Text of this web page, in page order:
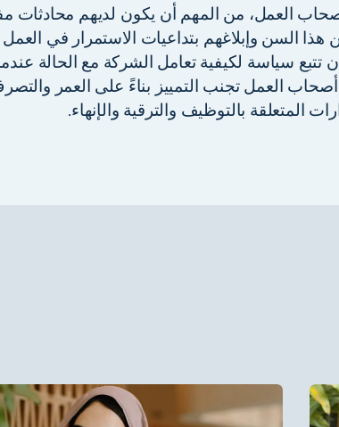
العمل، من المهم أن يكون لديهم محادثات
السن وإبلاغهم بتداعيات الاستمرار في العمل بعد
تتبع سياسة لكيفية تعامل الشركة مع الحالة عندما
العمل تجنب التمييز بناءً على العمر
المتعلقة بالتوظيف والترقية والإنهاء.